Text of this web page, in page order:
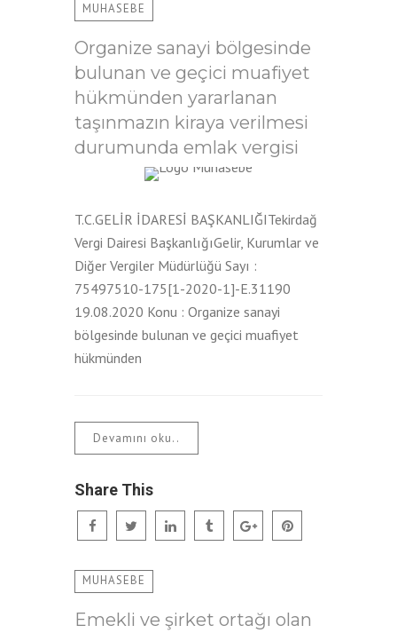
MUHASEBE
Organize sanayi bölgesinde
bulunan ve geçici muafiyet
hükmünden yararlanan
taşınmazın kiraya verilmesi
durumunda emlak vergisi
T.C.GELİR İDARESİ BAŞKANLIĞITekirdağ
Vergi Dairesi BaşkanlığıGelir, Kurumlar ve
Diğer Vergiler Müdürlüğü Sayı :
75497510-175[1-2020-1]-E.31190
19.08.2020 Konu : Organize sanayi
bölgesinde bulunan ve geçici muafiyet
hükmünden
Devamını oku..
Share This
MUHASEBE
Emekli ve şirket ortağı olan